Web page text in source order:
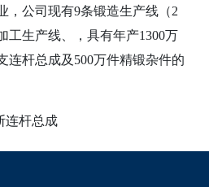
，公司现有9条锻造生产线（2
工生产线、，具有年产1300万
连杆总成及500万件精锻杂件的
连杆总成